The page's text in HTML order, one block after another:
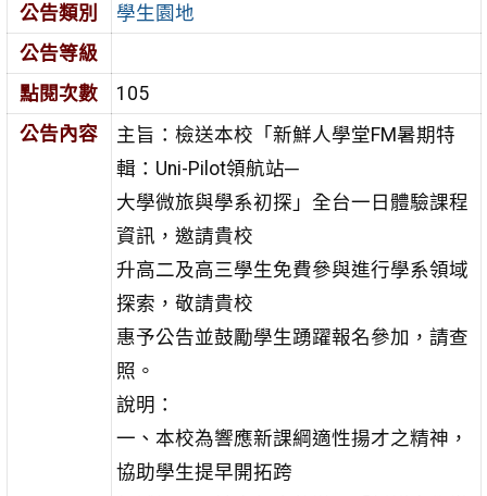
公告類別
學生園地
公告等級
點閱次數
105
公告內容
主旨：檢送本校「新鮮人學堂FM暑期特
輯：Uni-Pilot領航站─
大學微旅與學系初探」全台一日體驗課程
資訊，邀請貴校
升高二及高三學生免費參與進行學系領域
探索，敬請貴校
惠予公告並鼓勵學生踴躍報名參加，請查
照。
說明：
一、本校為響應新課綱適性揚才之精神，
協助學生提早開拓跨